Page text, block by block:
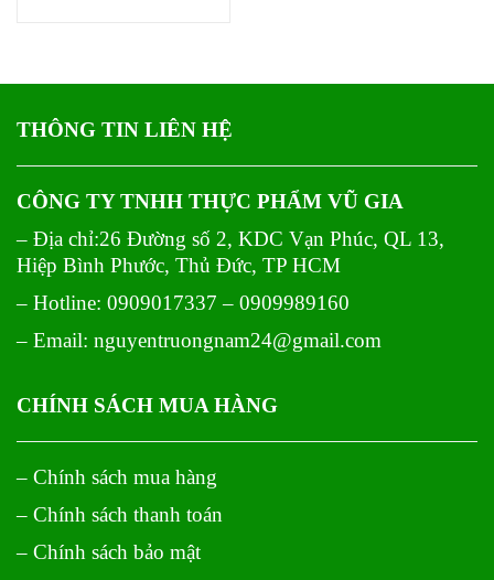
THÔNG TIN LIÊN HỆ
CÔNG TY TNHH THỰC PHẨM VŨ GIA
– Địa chỉ:26 Đường số 2, KDC Vạn Phúc, QL 13,
Hiệp Bình Phước, Thủ Đức, TP HCM
– Hotline: 0909017337 – 0909989160
– Email: nguyentruongnam24@gmail.com
CHÍNH SÁCH MUA HÀNG
– Chính sách mua hàng
– Chính sách thanh toán
– Chính sách bảo mật